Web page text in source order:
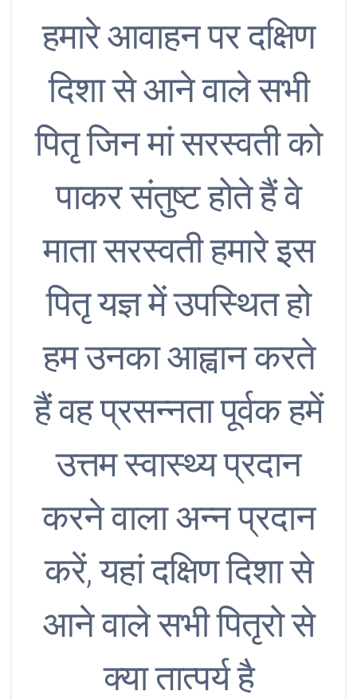
हमारे आवाहन पर दक्षिण
दिशा से आने वाले सभी
पितृ जिन मां सरस्वती को
पाकर संतुष्ट होते हैं वे
माता सरस्वती हमारे इस
पितृ यज्ञ में उपस्थित हो
हम उनका आह्वान करते
हैं वह प्रसन्नता पूर्वक हमें
उत्तम स्वास्थ्य प्रदान
करने वाला अन्न प्रदान
करें, यहां दक्षिण दिशा से
आने वाले सभी पितृरो से
क्या तात्पर्य है